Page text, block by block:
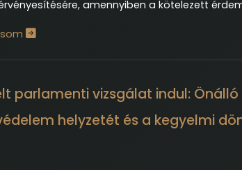
amennyiben a kötelezett
parlamenti vizsgálat indul:
helyzetét és a kegyelmi